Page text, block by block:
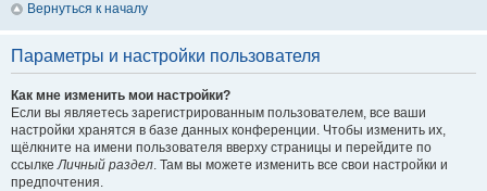
Вернуться к началу
Параметры и настройки пользователя
Как мне изменить мои настройки?
Если вы являетесь зарегистрированным пользователем, все ваши
настройки хранятся в базе данных конференции. Чтобы изменить их,
щёлкните на имени пользователя вверху страницы и перейдите по
ссылкеЛичный раздел. Там вы можете изменить все свои настройки и
предпочтения.